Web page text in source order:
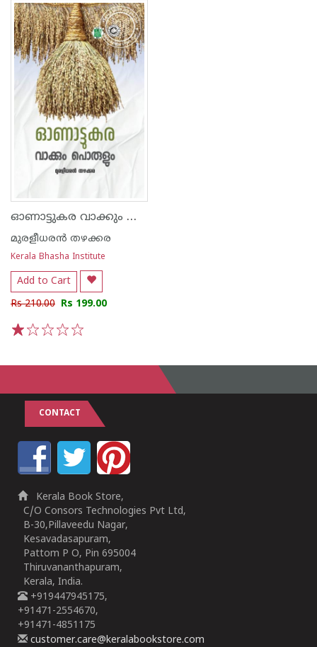
5
4
3
2
1
ഓണാട്ടുകര വാക്കും പൊരുളും
മുരളീധരന്‍ തഴക്കര
Kerala Bhasha Institute
Add to Cart
Rs 210.00 Rs 199.00
CONTACT
Kerala Book Store,
C/O Consors Technologies Pvt Ltd,
B-30,Pillaveedu Nagar,
Kesavadasapuram,
Pattom P O, Pin 695004
Thiruvananthapuram,
Kerala, India.
+919447945175,
+91471-2554670,
+91471-4851175
customer.care@keralabookstore.com